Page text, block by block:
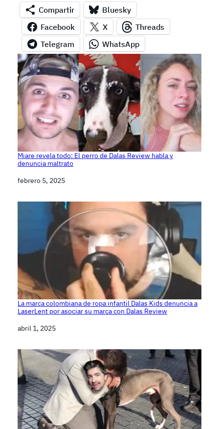
Compartir
Bluesky
Facebook
X
Threads
Telegram
WhatsApp
Miare revela todo: El perro de Dalas Review habla y
denuncia maltrato
Fecha
febrero 5, 2025
La marca colombiana de ropa infantil Dalas Kids denuncia a
LaserLent por asociar su marca con Dalas Review
Fecha
abril 1, 2025